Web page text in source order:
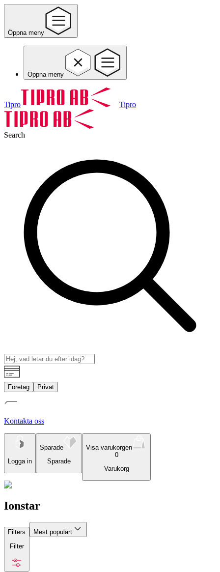
Öppna meny
Öppna meny
Tipro Tipro
Search
Företag Privat
Kontakta oss
Logga in
Sparade
Sparade
Visa varukorgen
0
Varukorg
Ionstar
Filters
Filter
Mest populärt